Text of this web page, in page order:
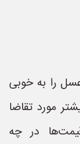
را به خوبی
مورد تقاضا
در چه